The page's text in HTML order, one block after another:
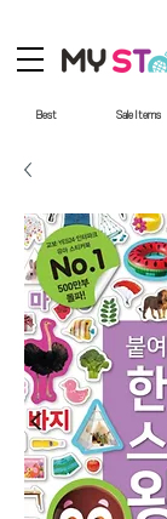
Best Sale Items